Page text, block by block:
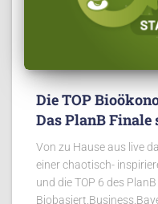
Die TOP
Das PlanB Finale
Von zu Hause aus live
einer chaotisch-
und die TOP 6 des